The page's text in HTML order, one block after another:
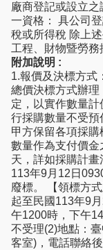
廠商登記或設立
一資格： 具公司
稅或所得稅 除上
工程、財物暨勞務
附加說明 :
1.報價及決標方式
總價決標方式辦
定，以實作數量
行採購數量不受預
甲方保留各項採
數量作為支付價
天，詳如採購計
113年9月12日
廢標。 【領標方
起至民國113年9
午1200時，下午
不受理(2)地點：
客室)，電話聯絡